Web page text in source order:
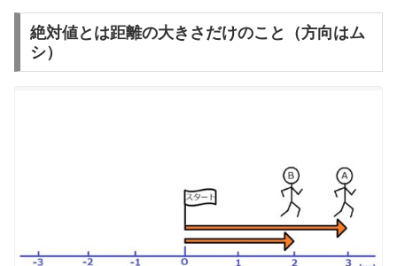
絶対値とは距離の大きさだけのこと（方向はム
シ）